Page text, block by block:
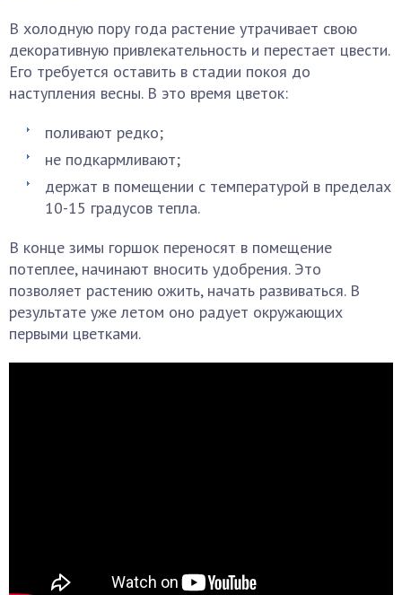
В холодную пору года растение утрачивает свою
декоративную привлекательность и перестает цвести.
Его требуется оставить в стадии покоя до
наступления весны. В это время цветок:
поливают редко;
не подкармливают;
держат в помещении с температурой в пределах
10-15 градусов тепла.
В конце зимы горшок переносят в помещение
потеплее, начинают вносить удобрения. Это
позволяет растению ожить, начать развиваться. В
результате уже летом оно радует окружающих
первыми цветками.